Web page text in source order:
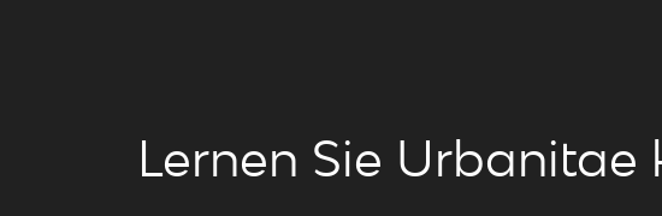
Lernen Sie Urbanitae